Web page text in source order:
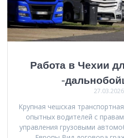
Работа в Чехии
-
27.03.2026
Крупная чешская
опытных водителей с
управления грузовыми